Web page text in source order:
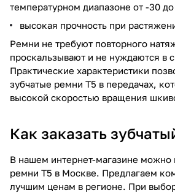
температурном диапазоне от -30 до
высокая прочность при
Ремни не требуют повторного
проскальзывают и не нуждаются в
Практические характеристики
зубчатые ремни Т5 в передачах,
высокой скоростью вращения
Как заказать
В нашем интернет-магазине можно
ремни Т5 в Москве. Предлагаем
лучшим ценам в регионе. При